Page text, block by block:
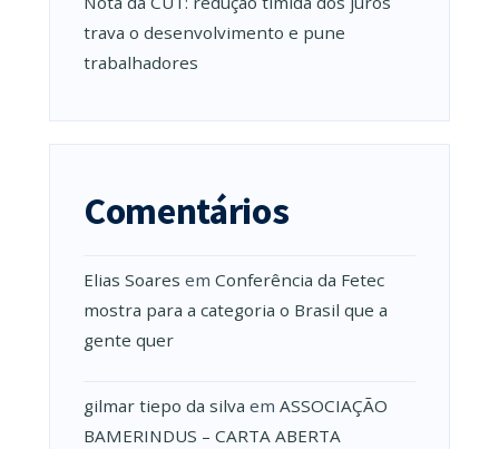
trava o desenvolvimento e pune
trabalhadores
Comentários
Elias Soares em Conferência da Fetec
mostra para a categoria o Brasil que a
gente quer
gilmar tiepo da silva em ASSOCIAÇÃO
BAMERINDUS – CARTA ABERTA